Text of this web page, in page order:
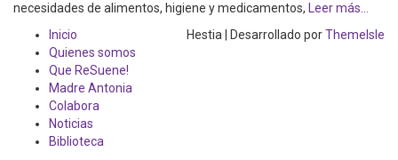
necesidades de alimentos, higiene y medicamentos, Leer más…
Inicio
Quienes somos
Que ReSuene!
Madre Antonia
Colabora
Noticias
Biblioteca
Hestia | Desarrollado porThemeIsle